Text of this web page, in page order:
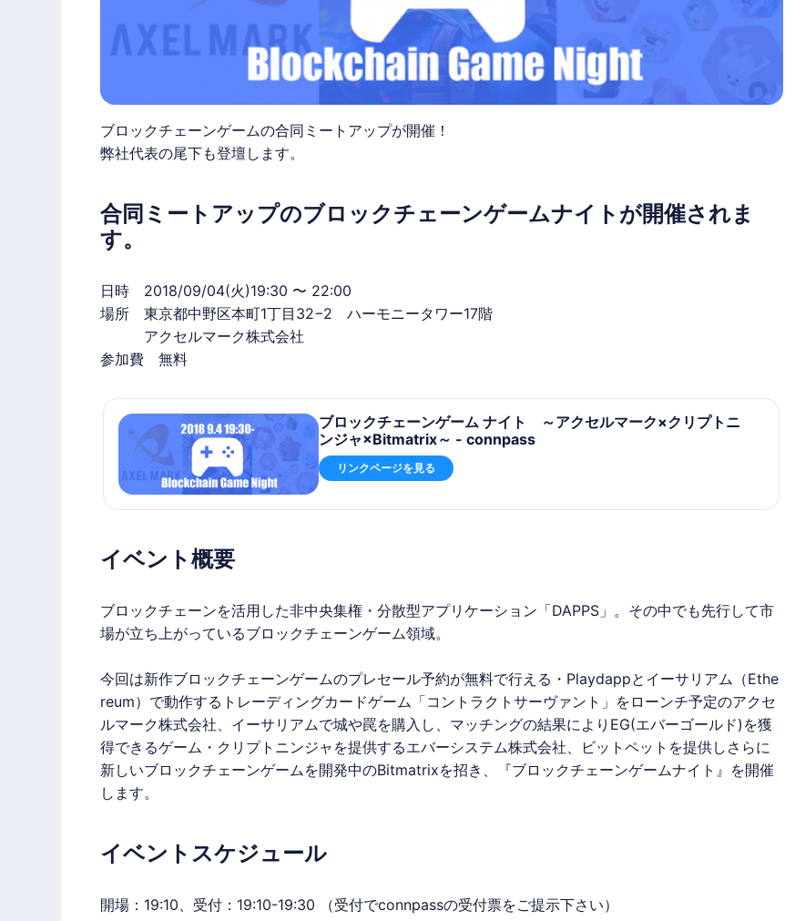
ブロックチェーンゲームの合同ミートアップが開催！
弊社代表の尾下も登壇します。
合同ミートアップのブロックチェーンゲームナイトが開催されま
す。
日時 2018/09/04(火)19:30 〜 22:00
場所 東京都中野区本町1丁目32−2 ハーモニータワー17階
アクセルマーク株式会社
参加費 無料
ブロックチェーンゲーム ナイト ～アクセルマーク×クリプトニ
ンジャ×Bitmatrix～ - connpass
リンクページを見る
イベント概要
ブロックチェーンを活用した非中央集権・分散型アプリケーション「DAPPS」。その中でも先行して市
場が立ち上がっているブロックチェーンゲーム領域。
今回は新作ブロックチェーンゲームのプレセール予約が無料で行える・Playdappとイーサリアム（Ethe
reum）で動作するトレーディングカードゲーム「コントラクトサーヴァント」をローンチ予定のアクセ
ルマーク株式会社、イーサリアムで城や罠を購入し、マッチングの結果によりEG(エバーゴールド)を獲
得できるゲーム・ クリプトニンジャ を提供するエバーシステム株式会社、ビットペットを提供しさらに
新しいブロックチェーンゲームを開発中のBitmatrixを招き、『ブロックチェーンゲームナイト』を開催
します。
イベントスケジュール
開場：19:10、受付：19:10-19:30 （受付でconnpassの受付票をご提示下さい）